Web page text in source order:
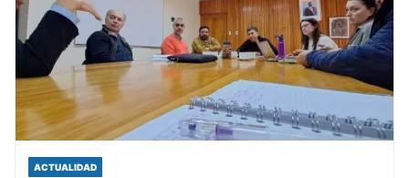
ACTUALIDAD